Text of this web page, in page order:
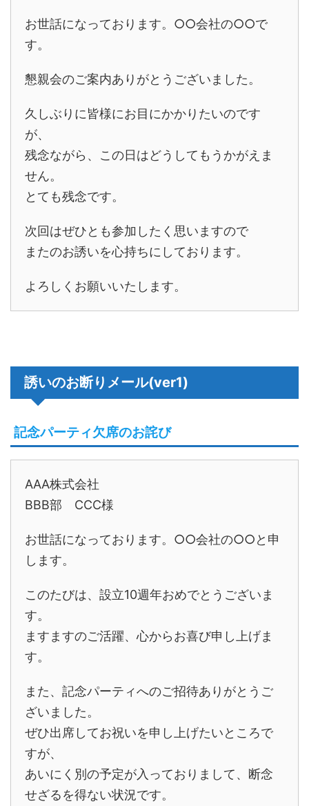
お世話になっております。○○会社の○○で
す。
懇親会のご案内ありがとうございました。
久しぶりに皆様にお目にかかりたいのです
が、
残念ながら、この日はどうしてもうかがえま
せん。
とても残念です。
次回はぜひとも参加したく思いますので
またのお誘いを心持ちにしております。
よろしくお願いいたします。
誘いのお断りメール(ver1)
記念パーティ欠席のお詫び
AAA株式会社
BBB部 CCC様
お世話になっております。○○会社の○○と申
します。
このたびは、設立10週年おめでとうございま
す。
ますますのご活躍、心からお喜び申し上げま
す。
また、記念パーティへのご招待ありがとうご
ざいました。
ぜひ出席してお祝いを申し上げたいところで
すが、
あいにく別の予定が入っておりまして、断念
せざるを得ない状況です。